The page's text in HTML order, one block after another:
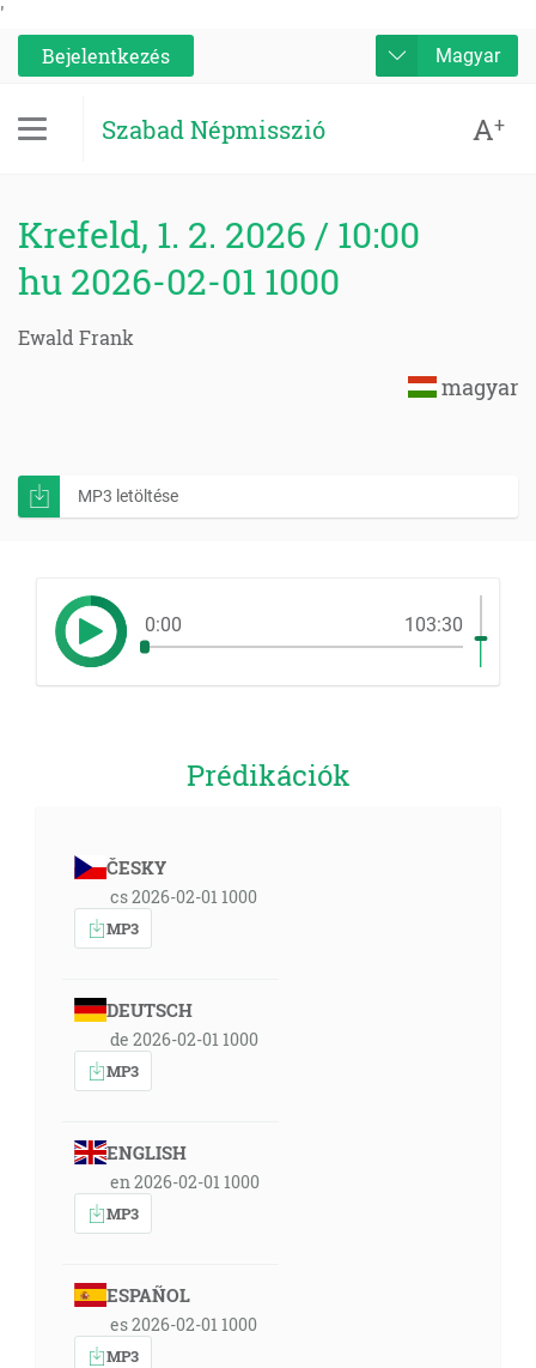
'
Bejelentkezés
Magyar
Szabad Népmisszió A+
Krefeld, 1. 2. 2026 / 10:00
hu 2026-02-01 1000
Ewald Frank
magyar
MP3 letöltése
0:00 103:30
Prédikációk
ČESKY
cs 2026-02-01 1000
MP3
DEUTSCH
de 2026-02-01 1000
MP3
ENGLISH
en 2026-02-01 1000
MP3
ESPAÑOL
es 2026-02-01 1000
MP3